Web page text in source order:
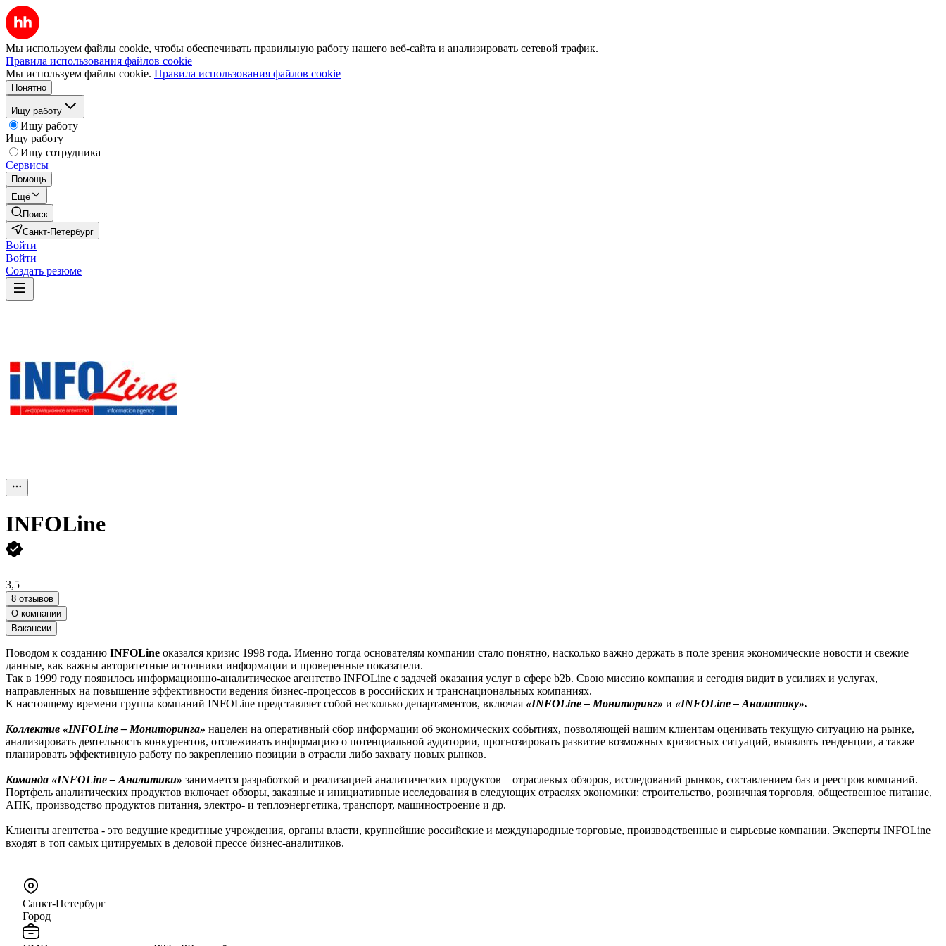
Мы используем файлы cookie, чтобы обеспечивать правильную работу нашего веб-сайта и анализировать сетевой трафик.
Правила использования файлов cookie
Мы используем файлы cookie. Правила использования файлов cookie
Понятно
Ищу работу
Ищу работу
Ищу работу
Ищу сотрудника
Сервисы
Помощь
Ещё
Поиск
Санкт-Петербург
Войти
Войти
Создать резюме
INFOLine
3,5
8 отзывов
О компании
Вакансии
Поводом к созданию INFOLine оказался кризис 1998 года. Именно тогда основателям компании стало понятно, насколько важно держать в поле зрения экономические новости и свежие
данные, как важны авторитетные источники информации и проверенные показатели.
Так в 1999 году появилось информационно-аналитическое агентство INFOLine с задачей оказания услуг в сфере b2b. Свою миссию компания и сегодня видит в усилиях и услугах,
направленных на повышение эффективности ведения бизнес-процессов в российских и транснациональных компаниях.
К настоящему времени группа компаний INFOLine представляет собой несколько департаментов, включая «INFOLine – Мониторинг» и «INFOLine – Аналитику».
Коллектив «INFOLine – Мониторинга» нацелен на оперативный сбор информации об экономических событиях, позволяющей нашим клиентам оценивать текущую ситуацию на рынке,
анализировать деятельность конкурентов, отслеживать информацию о потенциальной аудитории, прогнозировать развитие возможных кризисных ситуаций, выявлять тенденции, а также
планировать эффективную работу по закреплению позиции в отрасли либо захвату новых рынков.
Команда «INFOLine – Аналитики» занимается разработкой и реализацией аналитических продуктов – отраслевых обзоров, исследований рынков, составлением баз и реестров компаний.
Портфель аналитических продуктов включает обзоры, заказные и инициативные исследования в следующих отраслях экономики: строительство, розничная торговля, общественное питание,
АПК, производство продуктов питания, электро- и теплоэнергетика, транспорт, машиностроение и др.
Клиенты агентства - это ведущие кредитные учреждения, органы власти, крупнейшие российские и международные торговые, производственные и сырьевые компании. Эксперты INFOLine
входят в топ самых цитируемых в деловой прессе бизнес-аналитиков.
Санкт-Петербург
Город